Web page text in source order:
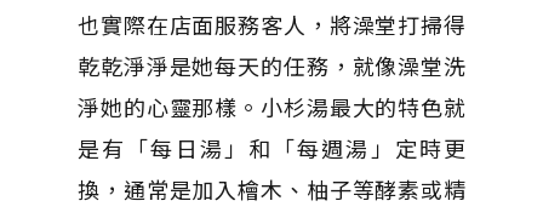
也實際在店面服務客人，將澡堂打掃得
乾乾淨淨是她每天的任務，就像澡堂洗
淨她的心靈那樣。小杉湯最大的特色就
是有「每日湯」和「每週湯」定時更
換，通常是加入檜木、柚子等酵素或精